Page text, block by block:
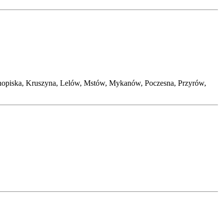
Kruszyna, Lelów, Mstów, Mykanów, Poczesna, Przyrów,